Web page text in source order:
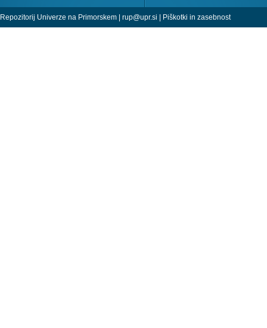
Repozitorij Univerze na Primorskem | rup@upr.si | Piškotki in zasebnost